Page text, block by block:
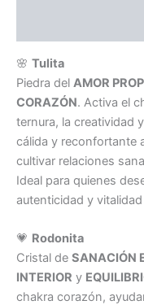
🌸 Tulita
Piedra del AMOR
CORAZÓN. Activa el
ternura, la creatividad
cálida y reconfortante
cultivar relaciones
Ideal para quienes
autenticidad y
💗 Rodonita
Cristal de SANACIÓN
INTERIOR y
chakra corazón,